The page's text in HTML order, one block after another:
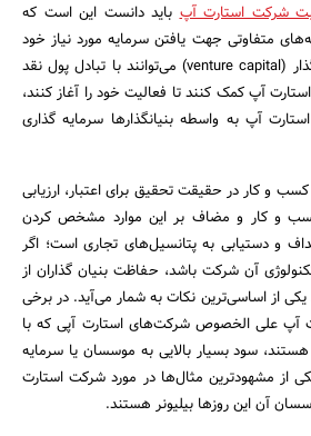
جستجو
شرکت استارت آپباید دانست این است که
متفاوتی جهت یافتن سرمایه مورد نیاز خود
هستند. شرکت‌های سرمایه‌گذار (venture capital) می‌توانند با تبادل پول نقد
آپ کمک کنند تا فعالیت خود را آغاز کنند،
آپ به واسطه بنیانگذارها سرمایه‌ گذاری
و کار در حقیقت تحقیق برای اعتبار، ارزیابی
و کار و مضاف بر این موارد مشخص کردن
و دستیابی به پتانسیل‌های تجاری است؛ اگر
آن شرکت باشد، حفاظت بنیان گذاران از
از اساسی‌ترین نکات به شمار می‌آید. در برخی
آپ علی الخصوص شرکت‌های استارت آپی که با
سود بسیار بالایی به موسسان یا سرمایه
از مشهودترین مثال‌ها در مورد شرکت استارت
آن این روزها بیلیونر هستند.